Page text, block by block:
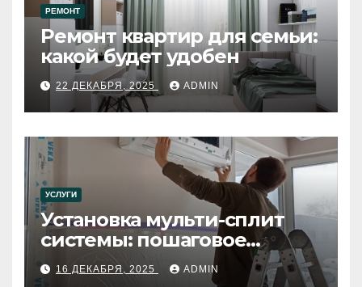
РЕМОНТ
Ремонт квартир для семьи:
какой будет удобен
22 ДЕКАБРЯ, 2025 ADMIN
УСЛУГИ
Установка мульти-сплит
системы: пошаговое
руководство
16 ДЕКАБРЯ, 2025 ADMIN